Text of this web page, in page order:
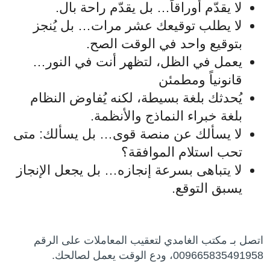
لا يقدّم أوراقاً… بل يقدّم راحة بال.
لا يطلب توقيعك عشر مرات… بل يُنجز
بتوقيع واحد في الوقت الصح.
يعمل في الظل، لتظهر أنت في النور…
قانونياً ومطمئن
يُحدثك بلغة بسيطة، لكنه يُفاوض النظام
بلغة خبراء النماذج والأنظمة.
لا يسألك عن منصة قوى… بل يسألك: متى
تحب استلام الموافقة؟
لا يتباهى بسرعة إنجازه… بل يجعل الإنجاز
يسبق التوقع.
اتصل بـ مكتب الغامدي لتعقيب المعاملات على الرقم
009665835491958، ودع الوقت يعمل لصالحك.